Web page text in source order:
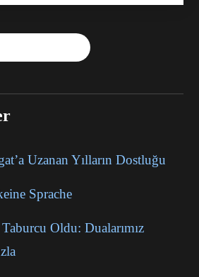
Uzanan Yılların Dostluğu
Sprache
Oldu: Dualarımız